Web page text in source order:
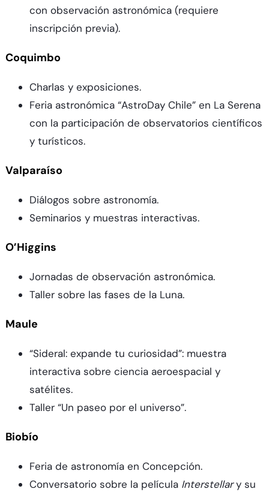
con observación astronómica (requiere
inscripción previa).
Coquimbo
Charlas y exposiciones.
Feria astronómica “AstroDay Chile” en La Serena
con la participación de observatorios científicos
y turísticos.
Valparaíso
Diálogos sobre astronomía.
Seminarios y muestras interactivas.
O’Higgins
Jornadas de observación astronómica.
Taller sobre las fases de la Luna.
Maule
“Sideral: expande tu curiosidad”: muestra
interactiva sobre ciencia aeroespacial y
satélites.
Taller “Un paseo por el universo”.
Biobío
Feria de astronomía en Concepción.
Conversatorio sobre la película Interstellary su